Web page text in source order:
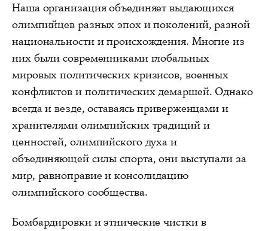
Наша организация объединяет выдающихся
олимпийцев разных эпох и поколений, разной
национальности и происхождения. Многие из
них были современниками глобальных
мировых политических кризисов, военных
конфликтов и политических демаршей. Однако
всегда и везде, оставаясь приверженцами и
хранителями олимпийских традиций и
ценностей, олимпийского духа и
объединяющей силы спорта, они выступали за
мир, равноправие и консолидацию
олимпийского сообщества.
Бомбардировки и этнические чистки в